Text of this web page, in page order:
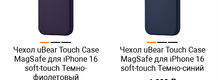
Чехол uBear Touch Case
MagSafe для iPhone 16
soft-touch Темно-
фиолетовый
Чехол uBear Touch Case
MagSafe для iPhone 16
soft-touch Темно-синий